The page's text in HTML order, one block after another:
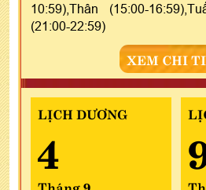
10:59),Thân (15:00-
(21:00-22:59)
XEM CHI
LỊCH DƯƠNG
4
Tháng 9